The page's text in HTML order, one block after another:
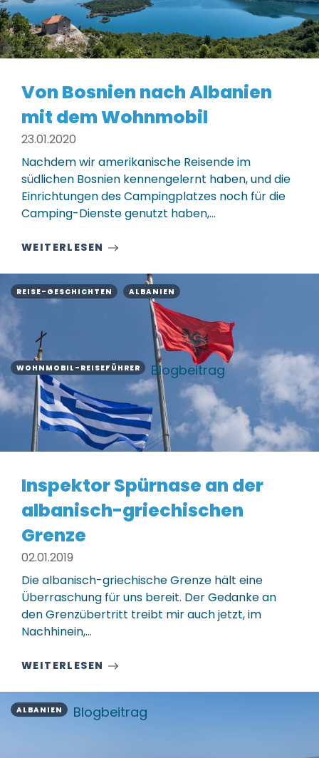
Von Bosnien nach Albanien
mit dem Wohnmobil
23.01.2020
Nachdem wir amerikanische Reisende im
südlichen Bosnien kennengelernt haben, und die
Einrichtungen des Campingplatzes noch für die
Camping-Dienste genutzt haben,…
WEITERLESEN
REISE-GESCHICHTEN ALBANIEN
WOHNMOBIL-REISEFÜHRER Blogbeitrag
Inspektor Spürnase an der
albanisch-griechischen
Grenze
02.01.2019
Die albanisch-griechische Grenze hält eine
Überraschung für uns bereit. Der Gedanke an
den Grenzübertritt treibt mir auch jetzt, im
Nachhinein,…
WEITERLESEN
ALBANIEN Blogbeitrag